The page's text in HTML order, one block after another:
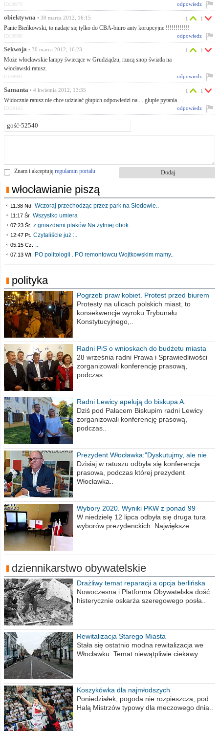
odpowiedz
ID:38979
obiektywna • 30 marca 2012, 16:15
Panie Bieńkowski, to nadaje się tylko do CBA-biuro anty korupcyjne !!!!!!!!!!!!
1 1
odpowiedz
ID:38980
Sekwoja • 30 marca 2012, 16:23
Może włocławskie lampy świecące w Grudziądzu, rzucą snop światła na
włocławski ratusz.
1 1
odpowiedz
ID:38981
Samanta • 4 kwietnia 2012, 13:35
Widocznie ratusz nie chce udzielać głupich odpowiedzi na ... głupie pytania
1 1
odpowiedz
ID:39165
Znam i akceptuję regulamin portalu
włocławianie piszą
11:38 Nd. Wczoraj przechodząc przez park na Słodowie..
11:17 Śr. Wszystko umiera
07:23 Śr. z gniazdami ptaków Na żytniej obok..
12:47 Pt. Czytaliście już :..
05:15 Cz. ..
07:13 Wt. PO politologii . PO remontowcu Wojtkowskim mamy..
polityka
Pogrzeb praw kobiet. Protest przed biurem
poselskim PiS
Protesty na ulicach polskich miast, to
konsekwencje wyroku Trybunału
Konstytucyjnego,..
Radni PiS o wnioskach do budżetu miasta
na 2021 rok
28 września radni Prawa i Sprawiedliwości
zorganizowali konferencję prasową,
podczas..
Radni Lewicy apelują do biskupa A.
Wiesława Meringa
Dziś pod Pałacem Biskupim radni Lewicy
zorganizowali konferencję prasową,
podczas..
Prezydent Włocławka:"Dyskutujmy, ale nie
obrażajmy się”
Dzisiaj w ratuszu odbyła się konferencja
prasowa, podczas której prezydent
Włocławka..
Wybory 2020. Wyniki PKW z ponad 99
procent obwodów
W niedzielę 12 lipca odbyła się druga tura
wyborów prezydenckich. Największe..
dziennikarstwo obywatelskie
Drażliwy temat reparacji a opcja berlińska
Nowoczesna i Platforma Obywatelska dość
histerycznie oskarża szeregowego posła..
Rewitalizacja Starego Miasta
Stała się ostatnio modna rewitalizacja we
Włocławku. Temat niewątpliwie ciekawy...
Koszykówka dla najmłodszych
Poniedziałek, pogoda nie rozpieszcza, pod
Halą Mistrzów typowy dla meczowego dnia..